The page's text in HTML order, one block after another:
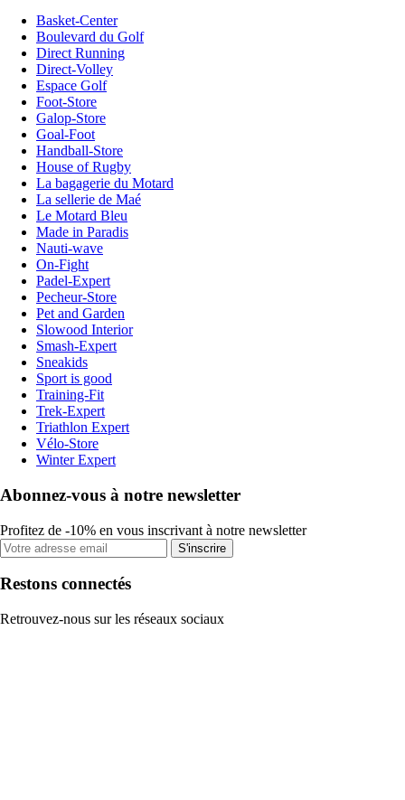
Basket-Center
Boulevard du Golf
Direct Running
Direct-Volley
Espace Golf
Foot-Store
Galop-Store
Goal-Foot
Handball-Store
House of Rugby
La bagagerie du Motard
La sellerie de Maé
Le Motard Bleu
Made in Paradis
Nauti-wave
On-Fight
Padel-Expert
Pecheur-Store
Pet and Garden
Slowood Interior
Smash-Expert
Sneakids
Sport is good
Training-Fit
Trek-Expert
Triathlon Expert
Vélo-Store
Winter Expert
Abonnez-vous à notre newsletter
Profitez de -10% en vous inscrivant à notre newsletter
S'inscrire
Restons connectés
Retrouvez-nous sur les réseaux sociaux